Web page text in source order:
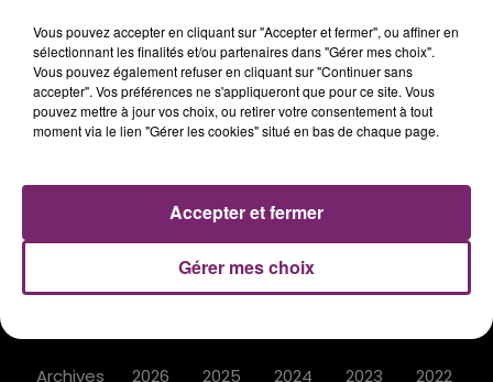
ACTUS RADIO
PODCASTS
JEUX
PHOTOS PUBLICITÉ
Plan du site
Mentions légales
Règlement des jeux
Notice d'information RGPD
Archives 2026 2025 2024 2023 2022
Vous pouvez accepter en cliquant sur "Accepter et fermer", ou affiner en
sélectionnant les finalités et/ou partenaires dans "Gérer mes choix".
Vous pouvez également refuser en cliquant sur "Continuer sans
accepter". Vos préférences ne s'appliqueront que pour ce site. Vous
pouvez mettre à jour vos choix, ou retirer votre consentement à tout
moment via le lien "Gérer les cookies" situé en bas de chaque page.
Gérer mes choix
Accepter et fermer